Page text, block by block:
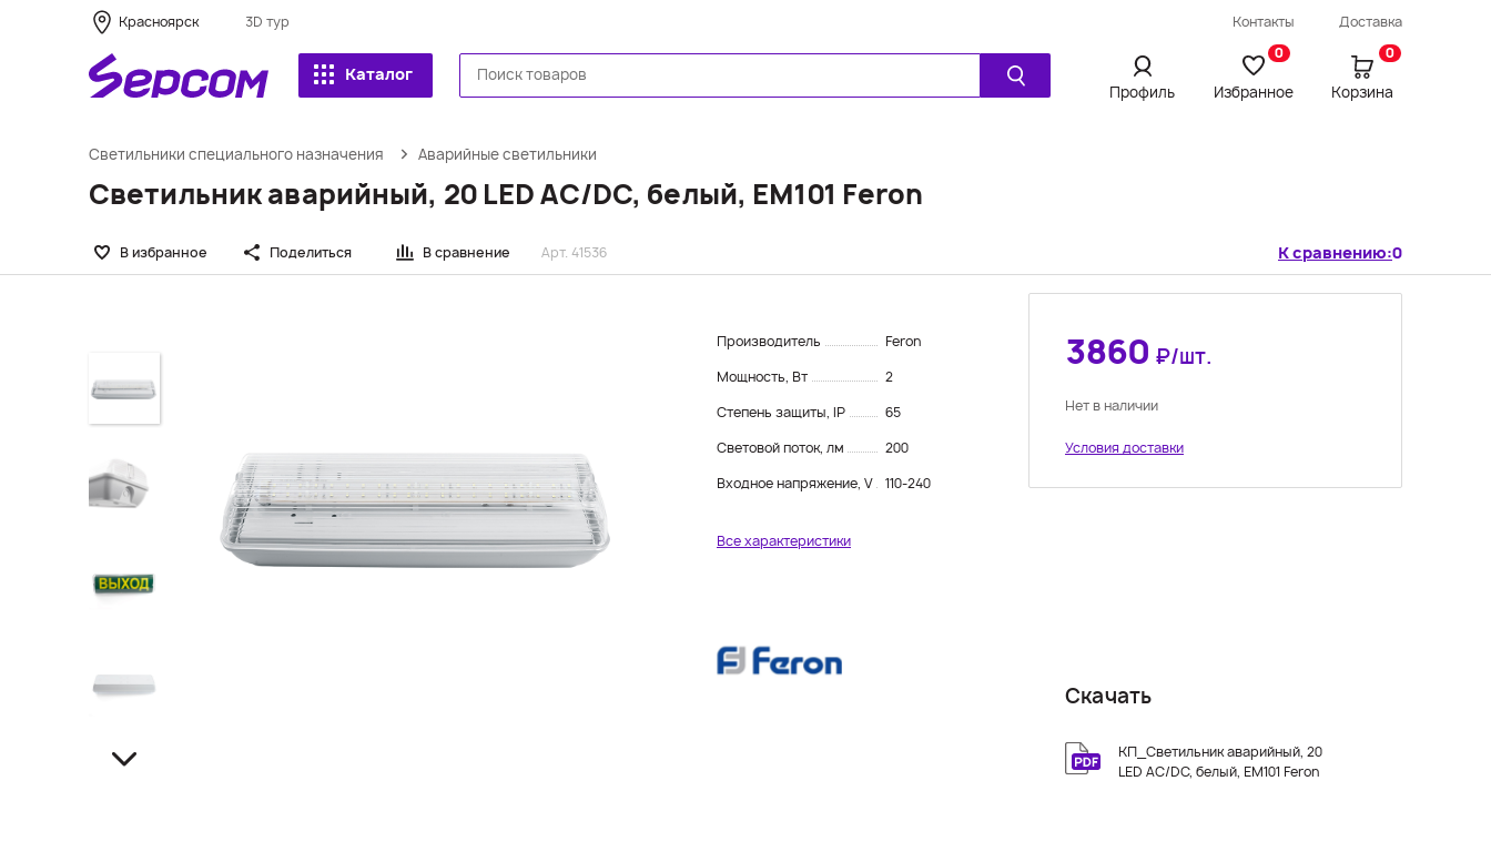
Красноярск 3D тур Контакты Доставка
Каталог
Профиль
0
Избранное
0
Корзина
Светильники специального назначения Аварийные светильники
Светильник аварийный, 20 LED AC/DC, белый, EM101 Feron
Арт. 41536
В избранное Поделиться В сравнение К сравнению:0
Производитель
Feron
Мощность, Вт
2
Степень защиты, IP
65
Световой поток, лм
200
Входное напряжение, V
110-240
Все характеристики
3860 ₽/шт.
Нет в наличии
Условия доставки
Скачать
КП_Светильник аварийный, 20
LED AC/DC, белый, EM101 Feron